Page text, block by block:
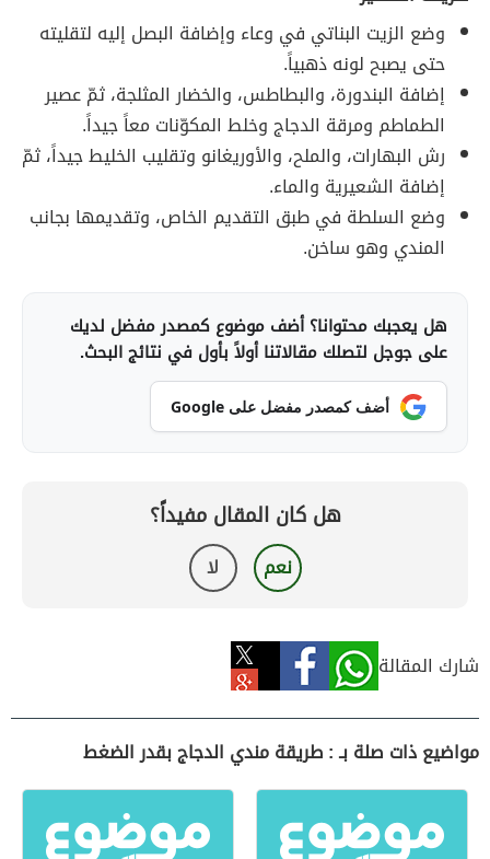
وضع الزيت البناتي في وعاء وإضافة البصل إليه لتقليته
حتى يصبح لونه ذهبياً.
إضافة البندورة، والبطاطس، والخضار المثلجة، ثمّ عصير
الطماطم ومرقة الدجاج وخلط المكوّنات معاً جيداً.
رش البهارات، والملح، والأوريغانو وتقليب الخليط جيداً، ثمّ
إضافة الشعيرية والماء.
وضع السلطة في طبق التقديم الخاص، وتقديمها بجانب
المندي وهو ساخن.
هل يعجبك محتوانا؟ أضف موضوع كمصدر مفضل لديك
على جوجل لتصلك مقالاتنا أولاً بأول في نتائج البحث.
أضف كمصدر مفضل على Google
هل كان المقال مفيداً؟
نعم لا
شارك المقالة
مواضيع ذات صلة بـ : طريقة مندي الدجاج بقدر الضغط